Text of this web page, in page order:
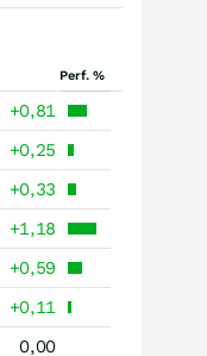
Perf. %
+0,81
+0,25
+0,33
+1,18
+0,59
+0,11
0,00